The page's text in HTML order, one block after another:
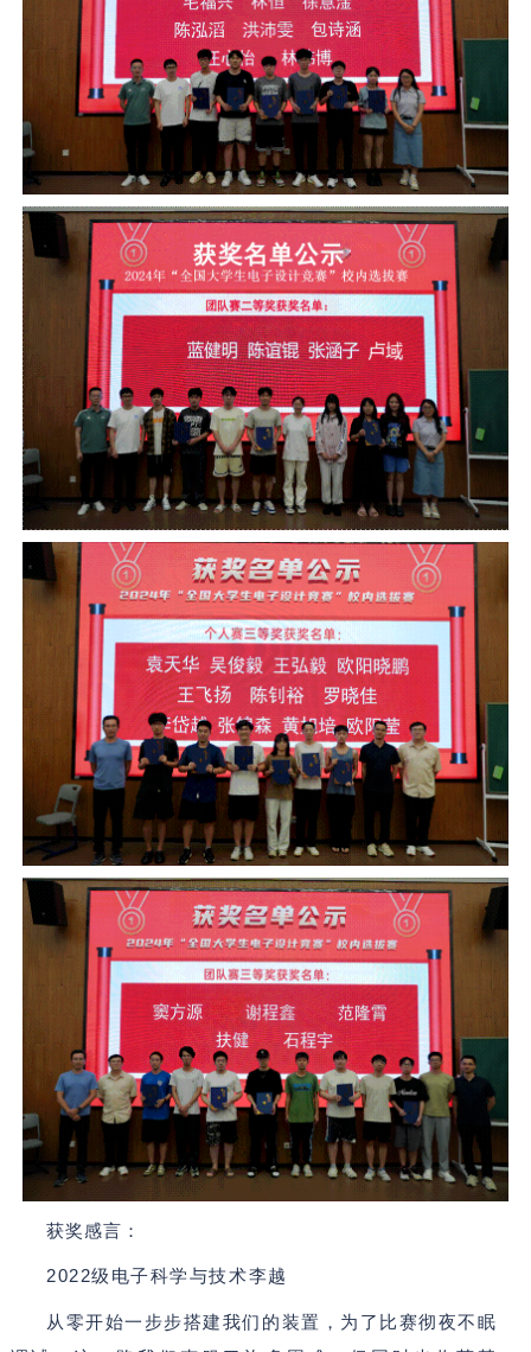
获奖感言：
2022级电子科学与技术李越
从零开始一步步搭建我们的装置，为了比赛彻夜不眠